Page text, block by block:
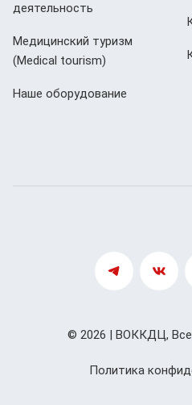
деятельность
Медицинский туризм
(Мedical tourism)
Наше оборудование
Политика
© 2026 | ВОККДЦ,